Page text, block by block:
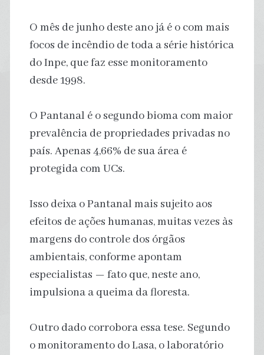
O mês de junho deste ano já é o com mais
focos de incêndio de toda a série histórica
do Inpe, que faz esse monitoramento
desde 1998.
O Pantanal é o segundo bioma com maior
prevalência de propriedades privadas no
país. Apenas 4,66% de sua área é
protegida com UCs.
Isso deixa o Pantanal mais sujeito aos
efeitos de ações humanas, muitas vezes às
margens do controle dos órgãos
ambientais, conforme apontam
especialistas — fato que, neste ano,
impulsiona a queima da floresta.
Outro dado corrobora essa tese. Segundo
o monitoramento do Lasa, o laboratório